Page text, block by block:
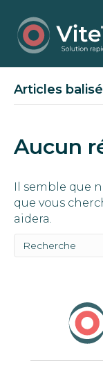
Articles
Aucun
Il semble que
que vous
aidera.